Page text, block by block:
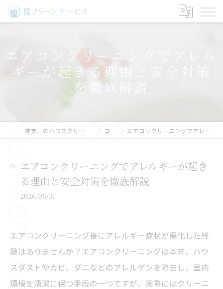
エアコンクリーニングでアレル
ギーが起きる理由と安全対策
を徹底解説
神奈川のハウスクリーニングなら優クリーンサービス コラム エアコンクリーニングでアレルギーが起きる理由と安全対策を徹底解説
エアコンクリーニングでアレルギーが起き
る理由と安全対策を徹底解説
2026/05/31
エアコンクリーニング後にアレルギー症状が悪化した経
験はありませんか？エアコンクリーニングは本来、ハウ
スダストやカビ、ダニなどのアレルゲンを除去し、室内
環境を清潔に保つ手段の一つですが、実際にはクリーニ